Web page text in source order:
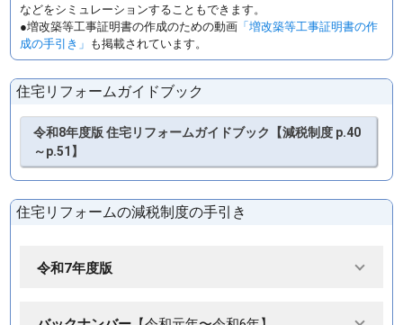
などをシミュレーションすることもできます。
●増改築等工事証明書の作成のための動画 「増改築等工事証明書の作
成の手引き」 も掲載されています。
住宅リフォームガイドブック
令和8年度版 住宅リフォームガイドブック【減税制度 p.40
～p.51】
住宅リフォームの減税制度の手引き
令和7年度版